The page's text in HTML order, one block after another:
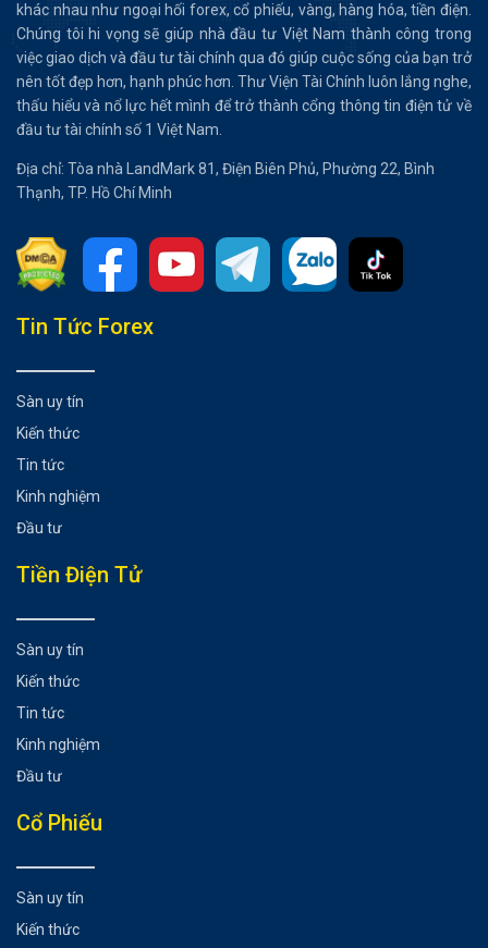
khác nhau như ngoại hối forex, cổ phiếu, vàng, hàng hóa, tiền điện.
Chúng tôi hi vọng sẽ giúp nhà đầu tư Việt Nam thành công trong
việc giao dịch và đầu tư tài chính qua đó giúp cuộc sống của bạn trở
nên tốt đẹp hơn, hạnh phúc hơn. Thư Viện Tài Chính luôn lắng nghe,
thấu hiểu và nổ lực hết mình để trở thành cổng thông tin điện tử về
đầu tư tài chính số 1 Việt Nam.
Địa chỉ: Tòa nhà LandMark 81, Điện Biên Phủ, Phường 22, Bình
Thạnh, TP. Hồ Chí Minh
Tổng hợp bài viết
3. Cổ phiếu của Broadcom
Có thể bạn chưa biết
Tin Tức Forex
Sàn uy tín
Kiến thức
Tin tức
Kinh nghiệm
Đầu tư
Tiền Điện Tử
Sàn uy tín
Kiến thức
Tin tức
Kinh nghiệm
Đầu tư
Cổ Phiếu
Sàn uy tín
Kiến thức